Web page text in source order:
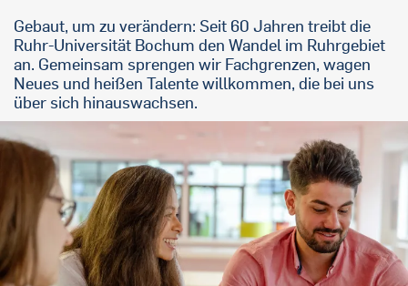
Gebaut, um zu verändern: Seit 60 Jahren treibt die
Ruhr-Universität Bochum den Wandel im Ruhrgebiet
an. Gemeinsam sprengen wir Fachgrenzen, wagen
Neues und heißen Talente willkommen, die bei uns
über sich hinauswachsen.